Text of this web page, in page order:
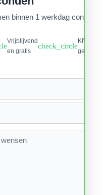
binnen 1 werkdag contact
Vrijblijvend
en gratis
check_circle
KIWA